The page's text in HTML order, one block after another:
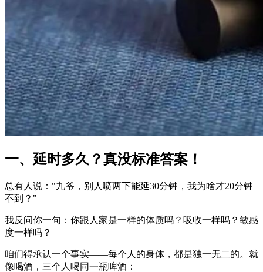
一、延时多久？真没标准答案！
总有人说："九爷，别人喷两下能延30分钟，我为啥才20分钟
不到？"
我反问你一句：你跟人家是一样的体质吗？吸收一样吗？敏感
度一样吗？
咱们得承认一个事实——每个人的身体，都是独一无二的。就
像喝酒，三个人喝同一瓶啤酒：